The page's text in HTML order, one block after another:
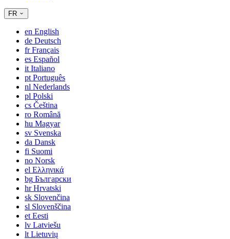
FR
en English
de Deutsch
frFrançais
es Español
it Italiano
pt Português
nl Nederlands
pl Polski
cs Čeština
ro Română
hu Magyar
sv Svenska
da Dansk
fi Suomi
no Norsk
el Ελληνικά
bg Български
hrHrvatski
sk Slovenčina
sl Slovenščina
et Eesti
lv Latviešu
lt Lietuvių